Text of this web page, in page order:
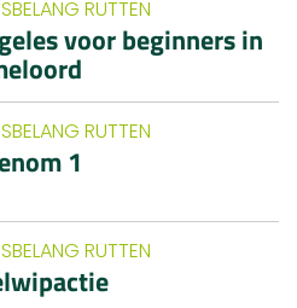
RUTTEN
voor beginners in
RUTTEN
1
RUTTEN